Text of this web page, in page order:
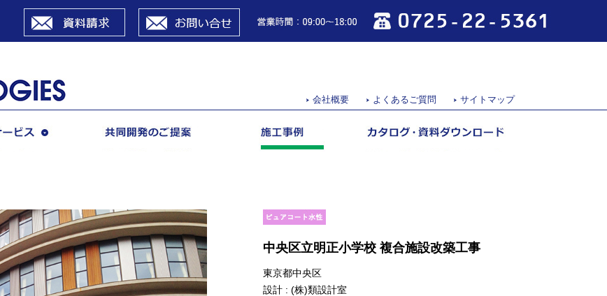
サイトマップ
よくあるご質問
会社概要
資料請求 お問い合せ
営業時間：09:00～18:00
施工サービス 共同開発のご提案
中央区立明正小学校 複合施設改築工事
東京都中央区
設計 : (株)類設計室